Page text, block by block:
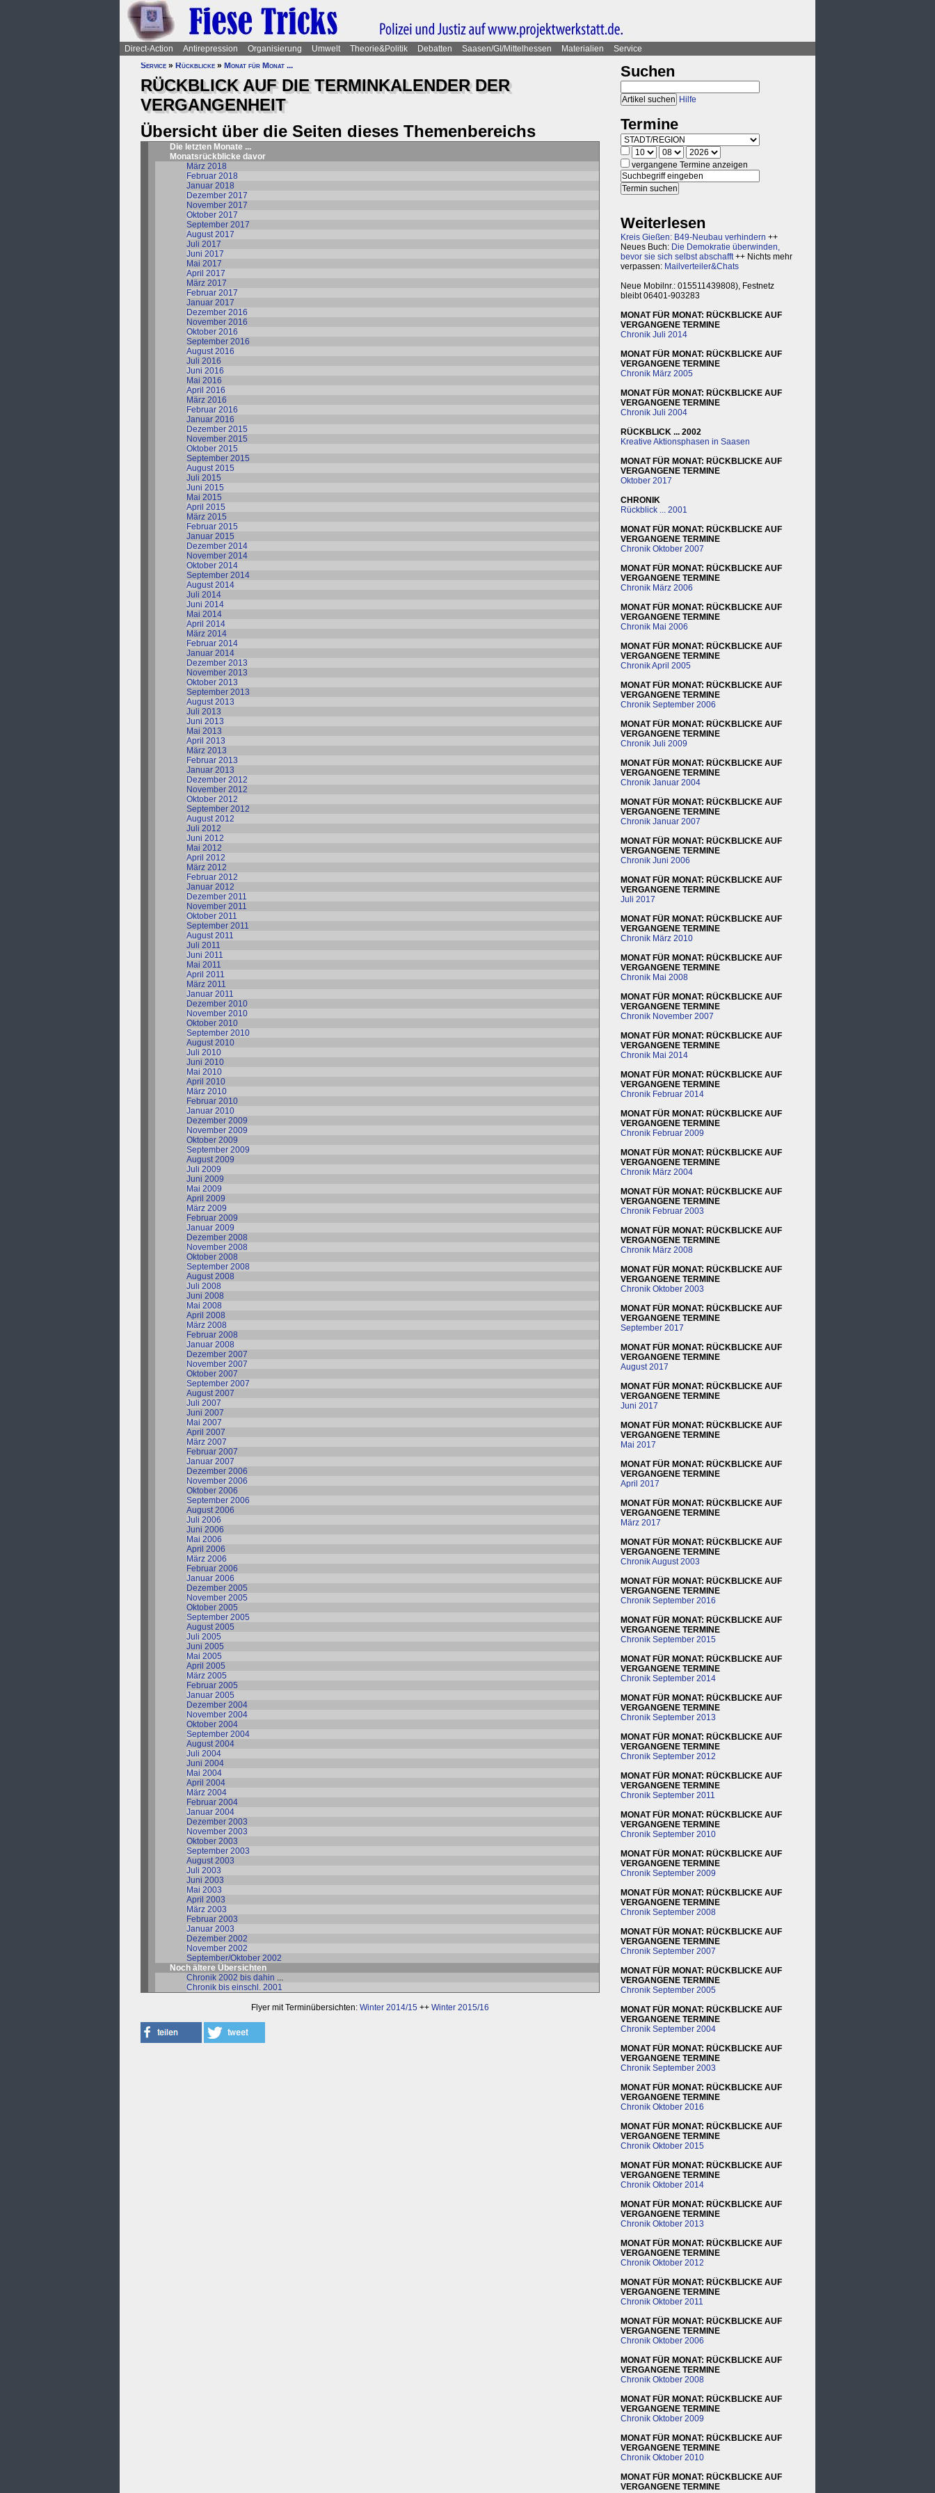
Direct-Action Antirepression Organisierung Umwelt Theorie&Politik Debatten Saasen/GI/Mittelhessen Materialien
Service
Service » Rückblicke » Monat für Monat ...
RÜCKBLICK AUF DIE TERMINKALENDER DER
VERGANGENHEIT
Übersicht über die Seiten dieses Themenbereichs
Die letzten Monate ...
Monatsrückblicke davor
März 2018
Februar 2018
Januar 2018
Dezember 2017
November 2017
Oktober 2017
September 2017
August 2017
Juli 2017
Juni 2017
Mai 2017
April 2017
März 2017
Februar 2017
Januar 2017
Dezember 2016
November 2016
Oktober 2016
September 2016
August 2016
Juli 2016
Juni 2016
Mai 2016
April 2016
März 2016
Februar 2016
Januar 2016
Dezember 2015
November 2015
Oktober 2015
September 2015
August 2015
Juli 2015
Juni 2015
Mai 2015
April 2015
März 2015
Februar 2015
Januar 2015
Dezember 2014
November 2014
Oktober 2014
September 2014
August 2014
Juli 2014
Juni 2014
Mai 2014
April 2014
März 2014
Februar 2014
Januar 2014
Dezember 2013
November 2013
Oktober 2013
September 2013
August 2013
Juli 2013
Juni 2013
Mai 2013
April 2013
März 2013
Februar 2013
Januar 2013
Dezember 2012
November 2012
Oktober 2012
September 2012
August 2012
Juli 2012
Juni 2012
Mai 2012
April 2012
März 2012
Februar 2012
Januar 2012
Dezember 2011
November 2011
Oktober 2011
September 2011
August 2011
Juli 2011
Juni 2011
Mai 2011
April 2011
März 2011
Januar 2011
Dezember 2010
November 2010
Oktober 2010
September 2010
August 2010
Juli 2010
Juni 2010
Mai 2010
April 2010
März 2010
Februar 2010
Januar 2010
Dezember 2009
November 2009
Oktober 2009
September 2009
August 2009
Juli 2009
Juni 2009
Mai 2009
April 2009
März 2009
Februar 2009
Januar 2009
Dezember 2008
November 2008
Oktober 2008
September 2008
August 2008
Juli 2008
Juni 2008
Mai 2008
April 2008
März 2008
Februar 2008
Januar 2008
Dezember 2007
November 2007
Oktober 2007
September 2007
August 2007
Juli 2007
Juni 2007
Mai 2007
April 2007
März 2007
Februar 2007
Januar 2007
Dezember 2006
November 2006
Oktober 2006
September 2006
August 2006
Juli 2006
Juni 2006
Mai 2006
April 2006
März 2006
Februar 2006
Januar 2006
Dezember 2005
November 2005
Oktober 2005
September 2005
August 2005
Juli 2005
Juni 2005
Mai 2005
April 2005
März 2005
Februar 2005
Januar 2005
Dezember 2004
November 2004
Oktober 2004
September 2004
August 2004
Juli 2004
Juni 2004
Mai 2004
April 2004
März 2004
Februar 2004
Januar 2004
Dezember 2003
November 2003
Oktober 2003
September 2003
August 2003
Juli 2003
Juni 2003
Mai 2003
April 2003
März 2003
Februar 2003
Januar 2003
Dezember 2002
November 2002
September/Oktober 2002
Noch ältere Übersichten
Chronik 2002 bis dahin ...
Chronik bis einschl. 2001
Flyer mit Terminübersichten: Winter 2014/15 ++ Winter 2015/16
Suchen
Hilfe
Termine
vergangene Termine anzeigen
Weiterlesen
Kreis Gießen: B49-Neubau verhindern ++
Neues Buch: Die Demokratie überwinden,
bevor sie sich selbst abschafft++ Nichts mehr
verpassen: Mailverteiler&Chats
Neue Mobilnr.: 015511439808), Festnetz
bleibt 06401-903283
MONAT FÜR MONAT: RÜCKBLICKE AUF
VERGANGENE TERMINE
Chronik Juli 2014
MONAT FÜR MONAT: RÜCKBLICKE AUF
VERGANGENE TERMINE
Chronik März 2005
MONAT FÜR MONAT: RÜCKBLICKE AUF
VERGANGENE TERMINE
Chronik Juli 2004
RÜCKBLICK ... 2002
Kreative Aktionsphasen in Saasen
MONAT FÜR MONAT: RÜCKBLICKE AUF
VERGANGENE TERMINE
Oktober 2017
CHRONIK
Rückblick ... 2001
MONAT FÜR MONAT: RÜCKBLICKE AUF
VERGANGENE TERMINE
Chronik Oktober 2007
MONAT FÜR MONAT: RÜCKBLICKE AUF
VERGANGENE TERMINE
Chronik März 2006
MONAT FÜR MONAT: RÜCKBLICKE AUF
VERGANGENE TERMINE
Chronik Mai 2006
MONAT FÜR MONAT: RÜCKBLICKE AUF
VERGANGENE TERMINE
Chronik April 2005
MONAT FÜR MONAT: RÜCKBLICKE AUF
VERGANGENE TERMINE
Chronik September 2006
MONAT FÜR MONAT: RÜCKBLICKE AUF
VERGANGENE TERMINE
Chronik Juli 2009
MONAT FÜR MONAT: RÜCKBLICKE AUF
VERGANGENE TERMINE
Chronik Januar 2004
MONAT FÜR MONAT: RÜCKBLICKE AUF
VERGANGENE TERMINE
Chronik Januar 2007
MONAT FÜR MONAT: RÜCKBLICKE AUF
VERGANGENE TERMINE
Chronik Juni 2006
MONAT FÜR MONAT: RÜCKBLICKE AUF
VERGANGENE TERMINE
Juli 2017
MONAT FÜR MONAT: RÜCKBLICKE AUF
VERGANGENE TERMINE
Chronik März 2010
MONAT FÜR MONAT: RÜCKBLICKE AUF
VERGANGENE TERMINE
Chronik Mai 2008
MONAT FÜR MONAT: RÜCKBLICKE AUF
VERGANGENE TERMINE
Chronik November 2007
MONAT FÜR MONAT: RÜCKBLICKE AUF
VERGANGENE TERMINE
Chronik Mai 2014
MONAT FÜR MONAT: RÜCKBLICKE AUF
VERGANGENE TERMINE
Chronik Februar 2014
MONAT FÜR MONAT: RÜCKBLICKE AUF
VERGANGENE TERMINE
Chronik Februar 2009
MONAT FÜR MONAT: RÜCKBLICKE AUF
VERGANGENE TERMINE
Chronik März 2004
MONAT FÜR MONAT: RÜCKBLICKE AUF
VERGANGENE TERMINE
Chronik Februar 2003
MONAT FÜR MONAT: RÜCKBLICKE AUF
VERGANGENE TERMINE
Chronik März 2008
MONAT FÜR MONAT: RÜCKBLICKE AUF
VERGANGENE TERMINE
Chronik Oktober 2003
MONAT FÜR MONAT: RÜCKBLICKE AUF
VERGANGENE TERMINE
September 2017
MONAT FÜR MONAT: RÜCKBLICKE AUF
VERGANGENE TERMINE
August 2017
MONAT FÜR MONAT: RÜCKBLICKE AUF
VERGANGENE TERMINE
Juni 2017
MONAT FÜR MONAT: RÜCKBLICKE AUF
VERGANGENE TERMINE
Mai 2017
MONAT FÜR MONAT: RÜCKBLICKE AUF
VERGANGENE TERMINE
April 2017
MONAT FÜR MONAT: RÜCKBLICKE AUF
VERGANGENE TERMINE
März 2017
MONAT FÜR MONAT: RÜCKBLICKE AUF
VERGANGENE TERMINE
Chronik August 2003
MONAT FÜR MONAT: RÜCKBLICKE AUF
VERGANGENE TERMINE
Chronik September 2016
MONAT FÜR MONAT: RÜCKBLICKE AUF
VERGANGENE TERMINE
Chronik September 2015
MONAT FÜR MONAT: RÜCKBLICKE AUF
VERGANGENE TERMINE
Chronik September 2014
MONAT FÜR MONAT: RÜCKBLICKE AUF
VERGANGENE TERMINE
Chronik September 2013
MONAT FÜR MONAT: RÜCKBLICKE AUF
VERGANGENE TERMINE
Chronik September 2012
MONAT FÜR MONAT: RÜCKBLICKE AUF
VERGANGENE TERMINE
Chronik September 2011
MONAT FÜR MONAT: RÜCKBLICKE AUF
VERGANGENE TERMINE
Chronik September 2010
MONAT FÜR MONAT: RÜCKBLICKE AUF
VERGANGENE TERMINE
Chronik September 2009
MONAT FÜR MONAT: RÜCKBLICKE AUF
VERGANGENE TERMINE
Chronik September 2008
MONAT FÜR MONAT: RÜCKBLICKE AUF
VERGANGENE TERMINE
Chronik September 2007
MONAT FÜR MONAT: RÜCKBLICKE AUF
VERGANGENE TERMINE
Chronik September 2005
MONAT FÜR MONAT: RÜCKBLICKE AUF
VERGANGENE TERMINE
Chronik September 2004
MONAT FÜR MONAT: RÜCKBLICKE AUF
VERGANGENE TERMINE
Chronik September 2003
MONAT FÜR MONAT: RÜCKBLICKE AUF
VERGANGENE TERMINE
Chronik Oktober 2016
MONAT FÜR MONAT: RÜCKBLICKE AUF
VERGANGENE TERMINE
Chronik Oktober 2015
MONAT FÜR MONAT: RÜCKBLICKE AUF
VERGANGENE TERMINE
Chronik Oktober 2014
MONAT FÜR MONAT: RÜCKBLICKE AUF
VERGANGENE TERMINE
Chronik Oktober 2013
MONAT FÜR MONAT: RÜCKBLICKE AUF
VERGANGENE TERMINE
Chronik Oktober 2012
MONAT FÜR MONAT: RÜCKBLICKE AUF
VERGANGENE TERMINE
Chronik Oktober 2011
MONAT FÜR MONAT: RÜCKBLICKE AUF
VERGANGENE TERMINE
Chronik Oktober 2006
MONAT FÜR MONAT: RÜCKBLICKE AUF
VERGANGENE TERMINE
Chronik Oktober 2008
MONAT FÜR MONAT: RÜCKBLICKE AUF
VERGANGENE TERMINE
Chronik Oktober 2009
MONAT FÜR MONAT: RÜCKBLICKE AUF
VERGANGENE TERMINE
Chronik Oktober 2010
MONAT FÜR MONAT: RÜCKBLICKE AUF
VERGANGENE TERMINE